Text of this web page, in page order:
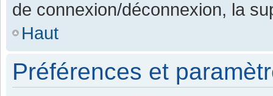
de connexion/déconnexion, la
Haut
Préférences et